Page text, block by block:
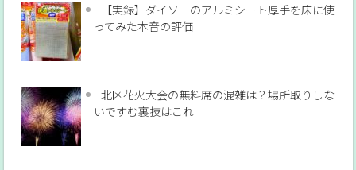
【実録】ダイソーのアルミシート厚手を床に使
ってみた本音の評価
北区花火大会の無料席の混雑は？場所取りしな
いですむ裏技はこれ